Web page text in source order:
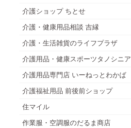
介護ショップ ちとせ
介護・健康用品相談 吉縁
介護・生活雑貨のライフプラザ
介護用品・健康スポーツタノシニア
介護用品専門店 いーねっとわかば
介護福祉用品 前後前ショップ
住マイル
作業服・空調服のだるま商店